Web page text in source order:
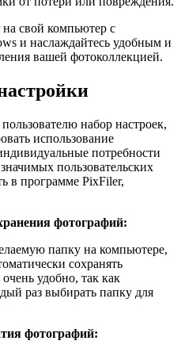
свой компьютер с
и наслаждайтесь удобным и
вашей фотоколлекцией.
набор настроек,
использование
потребности
пользовательских
в программе PixFiler,
фотографий:
папку на компьютере,
сохранять
удобно, так как
раз выбирать папку для
фотографий: